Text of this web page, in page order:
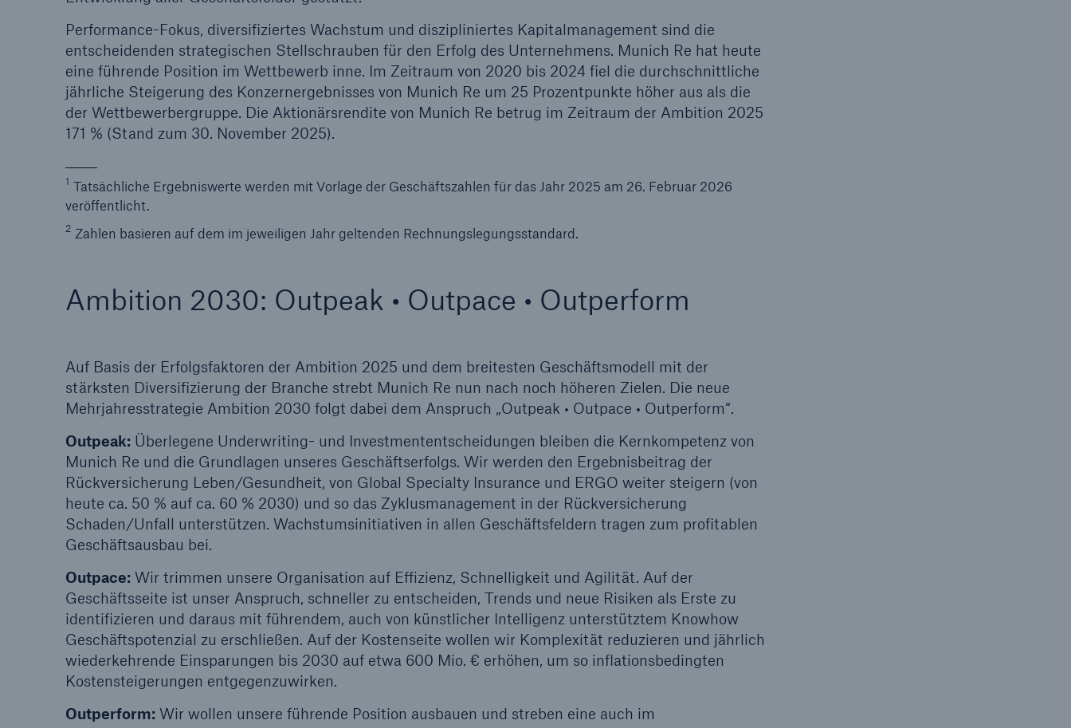
Performance-Fokus, diversifiziertes Wachstum und diszipliniertes Kapitalmanagement sind die
entscheidenden strategischen Stellschrauben für den Erfolg des Unternehmens. Munich Re hat heute
eine führende Position im Wettbewerb inne. Im Zeitraum von 2020 bis 2024 fiel die durchschnittliche
jährliche Steigerung des Konzernergebnisses von Munich Re um 25 Prozentpunkte höher aus als die
der Wettbewerbergruppe. Die Aktionärsrendite von Munich Re betrug im Zeitraum der Ambition 2025
171 % (Stand zum 30. November 2025).
1 Tatsächliche Ergebniswerte werden mit Vorlage der Geschäftszahlen für das Jahr 2025 am 26. Februar 2026
veröffentlicht.
2 Zahlen basieren auf dem im jeweiligen Jahr geltenden Rechnungslegungsstandard.
Ambition 2030: Outpeak • Outpace • Outperform
Auf Basis der Erfolgsfaktoren der Ambition 2025 und dem breitesten Geschäftsmodell mit der
stärksten Diversifizierung der Branche strebt Munich Re nun nach noch höheren Zielen. Die neue
Mehrjahresstrategie Ambition 2030 folgt dabei dem Anspruch „Outpeak • Outpace • Outperform“.
Outpeak: Überlegene Underwriting- und Investmententscheidungen bleiben die Kernkompetenz von
Munich Re und die Grundlagen unseres Geschäftserfolgs. Wir werden den Ergebnisbeitrag der
Rückversicherung Leben/Gesundheit, von Global Specialty Insurance und ERGO weiter steigern (von
heute ca. 50 % auf ca. 60 % 2030) und so das Zyklusmanagement in der Rückversicherung
Schaden/Unfall unterstützen. Wachstumsinitiativen in allen Geschäftsfeldern tragen zum profitablen
Geschäftsausbau bei.
Outpace: Wir trimmen unsere Organisation auf Effizienz, Schnelligkeit und Agilität. Auf der
Geschäftsseite ist unser Anspruch, schneller zu entscheiden, Trends und neue Risiken als Erste zu
identifizieren und daraus mit führendem, auch von künstlicher Intelligenz unterstütztem Knowhow
Geschäftspotenzial zu erschließen. Auf der Kostenseite wollen wir Komplexität reduzieren und jährlich
wiederkehrende Einsparungen bis 2030 auf etwa 600 Mio. € erhöhen, um so inflationsbedingten
Kostensteigerungen entgegenzuwirken.
Outperform: Wir wollen unsere führende Position ausbauen und streben eine auch im